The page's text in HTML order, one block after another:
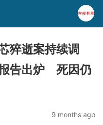
猝逝案持续调
告出炉 死因仍
9 months ago